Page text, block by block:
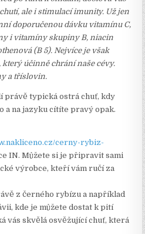
ale i stimulací imunity. Už jen
doporučenou dávku vitamínu C,
i vitamíny skupiny B, niacin
(B 5). Nejvíce je však
účinně chrání naše cévy.
a tříslovin.
právě typická ostrá chuť, kdy
a na jazyku cítíte pravý opak.
cerny-rybiz-
IN. Můžete si je připravit sami
výrobce, kteří vám ručí za
z černého rybízu a například
kde je můžete dostat k pití
vás skvělá osvěžující chuť, která